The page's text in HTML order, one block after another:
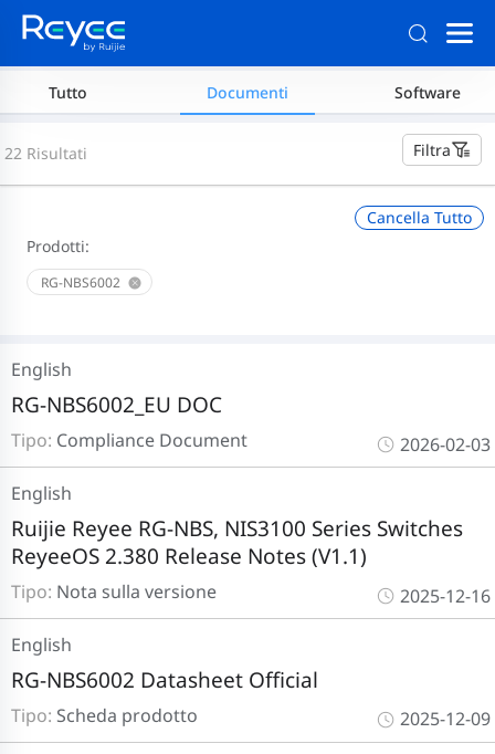
Tutto Documenti Software
Filtra
22 Risultati
Prodotti:
RG-NBS6002
Cancella Tutto
Tipo: Compliance Document
RG-NBS6002_EU DOC
English
2026-02-03
Tipo: Nota sulla versione
Ruijie Reyee RG-NBS, NIS3100 Series Switches
ReyeeOS 2.380 Release Notes (V1.1)
English
2025-12-16
Tipo: Scheda prodotto
RG-NBS6002 Datasheet Official
English
2025-12-09